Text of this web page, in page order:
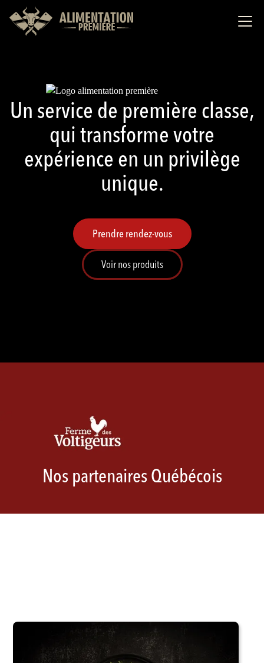
Un service de première classe,
qui transforme votre
expérience en un privilège
unique.
Prendre rendez-vous
Voir nos produits
Nos partenaires Québécois